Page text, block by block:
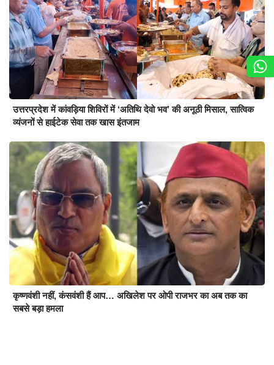
उत्तरप्रदेश में कांवड़िया शिविरों में ‘अतिथि देवो भव’ की अनूठी मिसाल, सात्विक
व्यंजनों से हाईटेक सेवा तक खास इंतजाम
कृष्णवंशी नहीं, कंसवंशी हैं आप… अखिलेश पर ओपी राजभर का अब तक का
सबसे बड़ा हमला